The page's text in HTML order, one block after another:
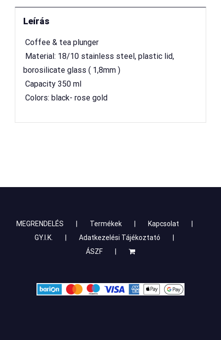
Leírás
 Coffee & tea plunger
 Material: 18/10 stainless steel, plastic lid,
borosilicate glass ( 1,8mm )
 Capacity 350 ml
 Colors: black- rose gold
MEGRENDELÉS Termékek
Kapcsolat
GY.I.K.
Adatkezelési Tájékoztató
ÁSZF